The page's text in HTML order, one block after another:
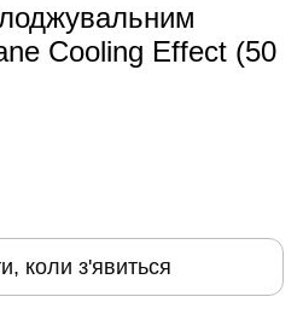
Cooling Effect (50
коли з'явиться